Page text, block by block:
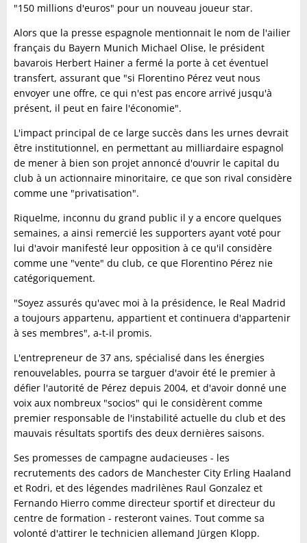
"150 millions d'euros" pour un nouveau joueur star.
Alors que la presse espagnole mentionnait le nom de l'ailier
français du Bayern Munich Michael Olise, le président
bavarois Herbert Hainer a fermé la porte à cet éventuel
transfert, assurant que "si Florentino Pérez veut nous
envoyer une offre, ce qui n'est pas encore arrivé jusqu'à
présent, il peut en faire l'économie".
L'impact principal de ce large succès dans les urnes devrait
être institutionnel, en permettant au milliardaire espagnol
de mener à bien son projet annoncé d'ouvrir le capital du
club à un actionnaire minoritaire, ce que son rival considère
comme une "privatisation".
Riquelme, inconnu du grand public il y a encore quelques
semaines, a ainsi remercié les supporters ayant voté pour
lui d'avoir manifesté leur opposition à ce qu'il considère
comme une "vente" du club, ce que Florentino Pérez nie
catégoriquement.
"Soyez assurés qu'avec moi à la présidence, le Real Madrid
a toujours appartenu, appartient et continuera d'appartenir
à ses membres", a-t-il promis.
L'entrepreneur de 37 ans, spécialisé dans les énergies
renouvelables, pourra se targuer d'avoir été le premier à
défier l'autorité de Pérez depuis 2004, et d'avoir donné une
voix aux nombreux "socios" qui le considèrent comme
premier responsable de l'instabilité actuelle du club et des
mauvais résultats sportifs des deux dernières saisons.
Ses promesses de campagne audacieuses - les
recrutements des cadors de Manchester City Erling Haaland
et Rodri, et des légendes madrilènes Raul Gonzalez et
Fernando Hierro comme directeur sportif et directeur du
centre de formation - resteront vaines. Tout comme sa
volonté d'attirer le technicien allemand Jürgen Klopp.